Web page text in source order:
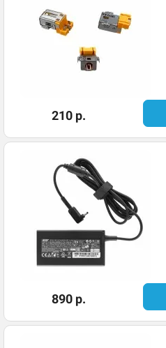
210 р.
890 р.